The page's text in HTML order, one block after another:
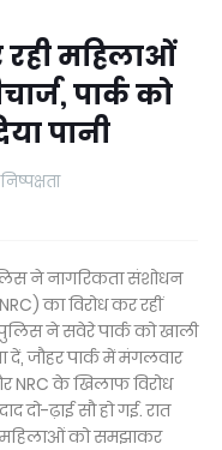
महिलाओं
पार्क को
पानी
ने नागरिकता संशोधन
का विरोध कर रहीं
ने सवेरे पार्क को खाली
दें, जौहर पार्क में मंगलवार
NRC के खिलाफ विरोध
दो-ढ़ाई सौ हो गई. रात
महिलाओं को समझाकर